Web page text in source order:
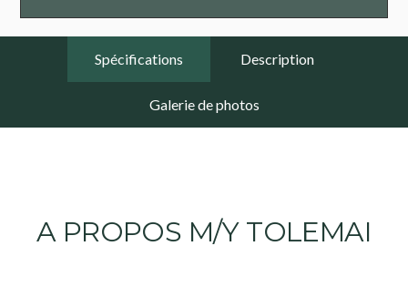
Spécifications Description
Galerie de photos
A PROPOS M/Y TOLEMAI